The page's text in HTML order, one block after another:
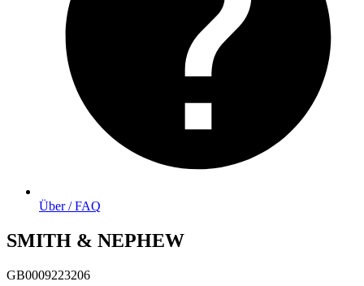
Über / FAQ
SMITH & NEPHEW
GB0009223206